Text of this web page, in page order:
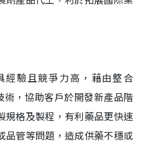
經驗且競爭力高，藉由整合
術，協助客戶於開發新產品階
規格及製程，有利藥品更快速
品管等問題，造成供藥不穩或